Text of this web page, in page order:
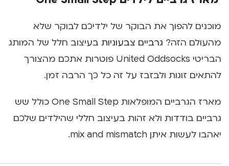
מוכנים להפוך את הבוקר של ילדיכם לבוקר שלא
מהעולם הזה? גרביים צבעוניות בעיצוב חלל של המותג
הבריטי United Oddsocks פוטרות אתכם מהצורך
להתאים זוגות ולבזבז על זה כל כך הרבה זמן.
מארז הגרביים המופלאות One Small Step כולל שש
גרביים בודדות ולא זהות בעיצוב חללי שהילדים שלכם
יאהבו לעשות איתן mix and mismatch.